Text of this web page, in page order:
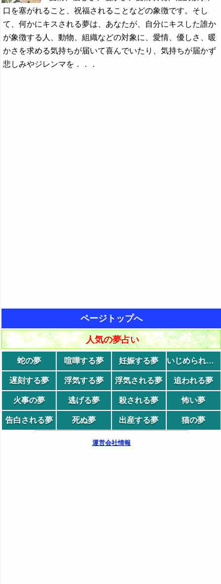
口を塞がれること、祝福されることなどの象徴です。そし
て、何かにキスされる夢は、あなたが、自分にキスした誰か
が象徴する人、動物、組織などの対象に、愛情、優しさ、暖
かさを求める気持ちが届いて喜んでいたり、気持ちが届かず
悲しみやジレンマを．．．
ページトップへ
人気の夢占い
蛇の夢 喧嘩する夢 妊娠する夢 いじめられる夢
遅刻する夢 浮気する夢 浮気される夢 追われる夢
火事の夢 逃げる夢 殺される夢 怖い夢
告白される夢 死ぬ夢 出産する夢 猫の夢
運営会社情報